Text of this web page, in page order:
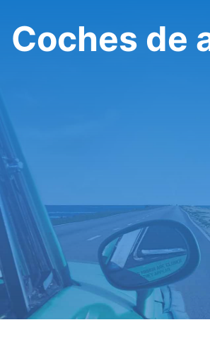
Coches de